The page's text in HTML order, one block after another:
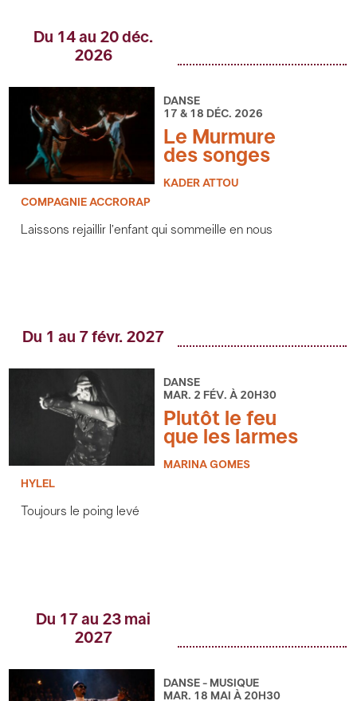
Du 14 au 20 déc.
2026
DANSE
17 & 18 DÉC. 2026
Le Murmure
des songes
KADER ATTOU
COMPAGNIE ACCRORAP
Laissons rejaillir l’enfant qui sommeille en nous
Du 1 au 7 févr. 2027
DANSE
MAR. 2 FÉV. À 20H30
Plutôt le feu
que les larmes
MARINA GOMES
HYLEL
Toujours le poing levé
Du 17 au 23 mai
2027
DANSE - MUSIQUE
MAR. 18 MAI À 20H30